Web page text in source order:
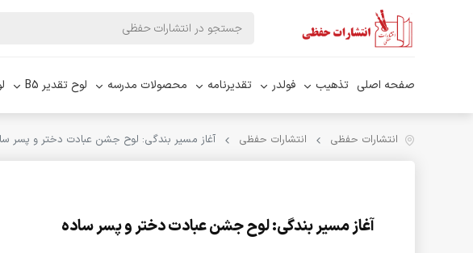
صفحه اصلی تذهیب فولدر تقدیرنامه محصولات مدرسه لوح تقدیر B5
انتشارات حفظی انتشارات حفظی آغاز مسیر بندگی: لوح جشن عبادت دختر و پسر
آغاز مسیر بندگی: لوح جشن عبادت دختر و پسر ساده